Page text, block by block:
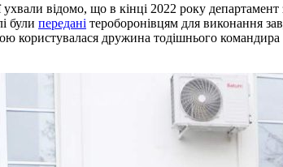
відомо, що в кінці 2022 року
були передані тероборонівцям для виконання
користувалася дружина тодішнього